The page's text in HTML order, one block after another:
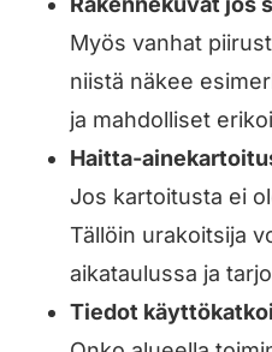
Myös vanhat
niistä näkee
ja mahdolliset
Haitta-
Jos kartoitusta ei
Tällöin urakoitsija
aikataulussa ja
Tiedot